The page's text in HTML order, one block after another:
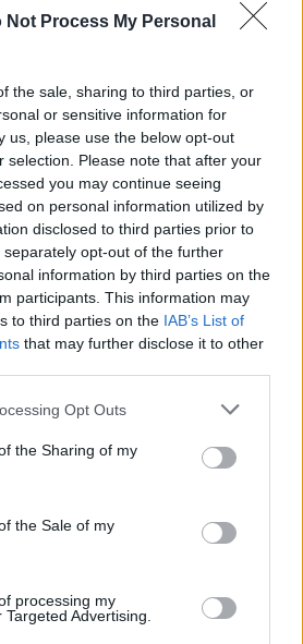
Not Process My Personal
the sale, sharing to third parties, or
or sensitive information for
us, please use the below opt-out
selection. Please note that after your
you may continue seeing
on personal information utilized by
disclosed to third parties prior to
opt-out of the further
information by third parties on the
participants. This information may
to third parties on the IAB’s List of
that may further disclose it to other
Opt Outs
the Sharing of my
the Sale of my
processing my
Advertising.
Gnutti premiato come eccellenza
nel mondo all’International
film festival
2026
in Festival 2026: a Lonigo “Little
strada del sogno”
2026
in casa”: il 5 agosto il primo
a Marano Vicentino con Maria
Carobene
Urbani 2026 al Bixio di Vicenza:
2026
Gallerie d’Italia aperta e gratis
2 agosto
Popolare Veneto a Val Liona la